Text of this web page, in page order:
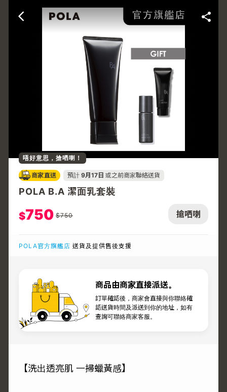
搶哂喇
唔好意思，搶哂喇！
商家直送 預計 9月17日 或之前商家聯絡送貨
POLA B.A 潔面乳套裝
$750 $750
POLA官方旗艦店 送貨及提供售後支援
商品由商家直接派送。
訂單確認後，商家會直接與你聯絡確
認送貨時間及派送到你的地址，如有
查詢可聯絡商家客服。
【洗出透亮肌 一掃蠟黃感】